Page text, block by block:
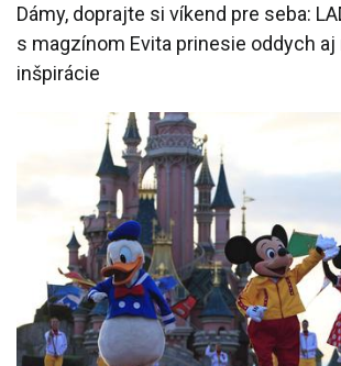
Dámy, doprajte si víkend pre seba:
s magzínom Evita prinesie oddych
inšpirácie